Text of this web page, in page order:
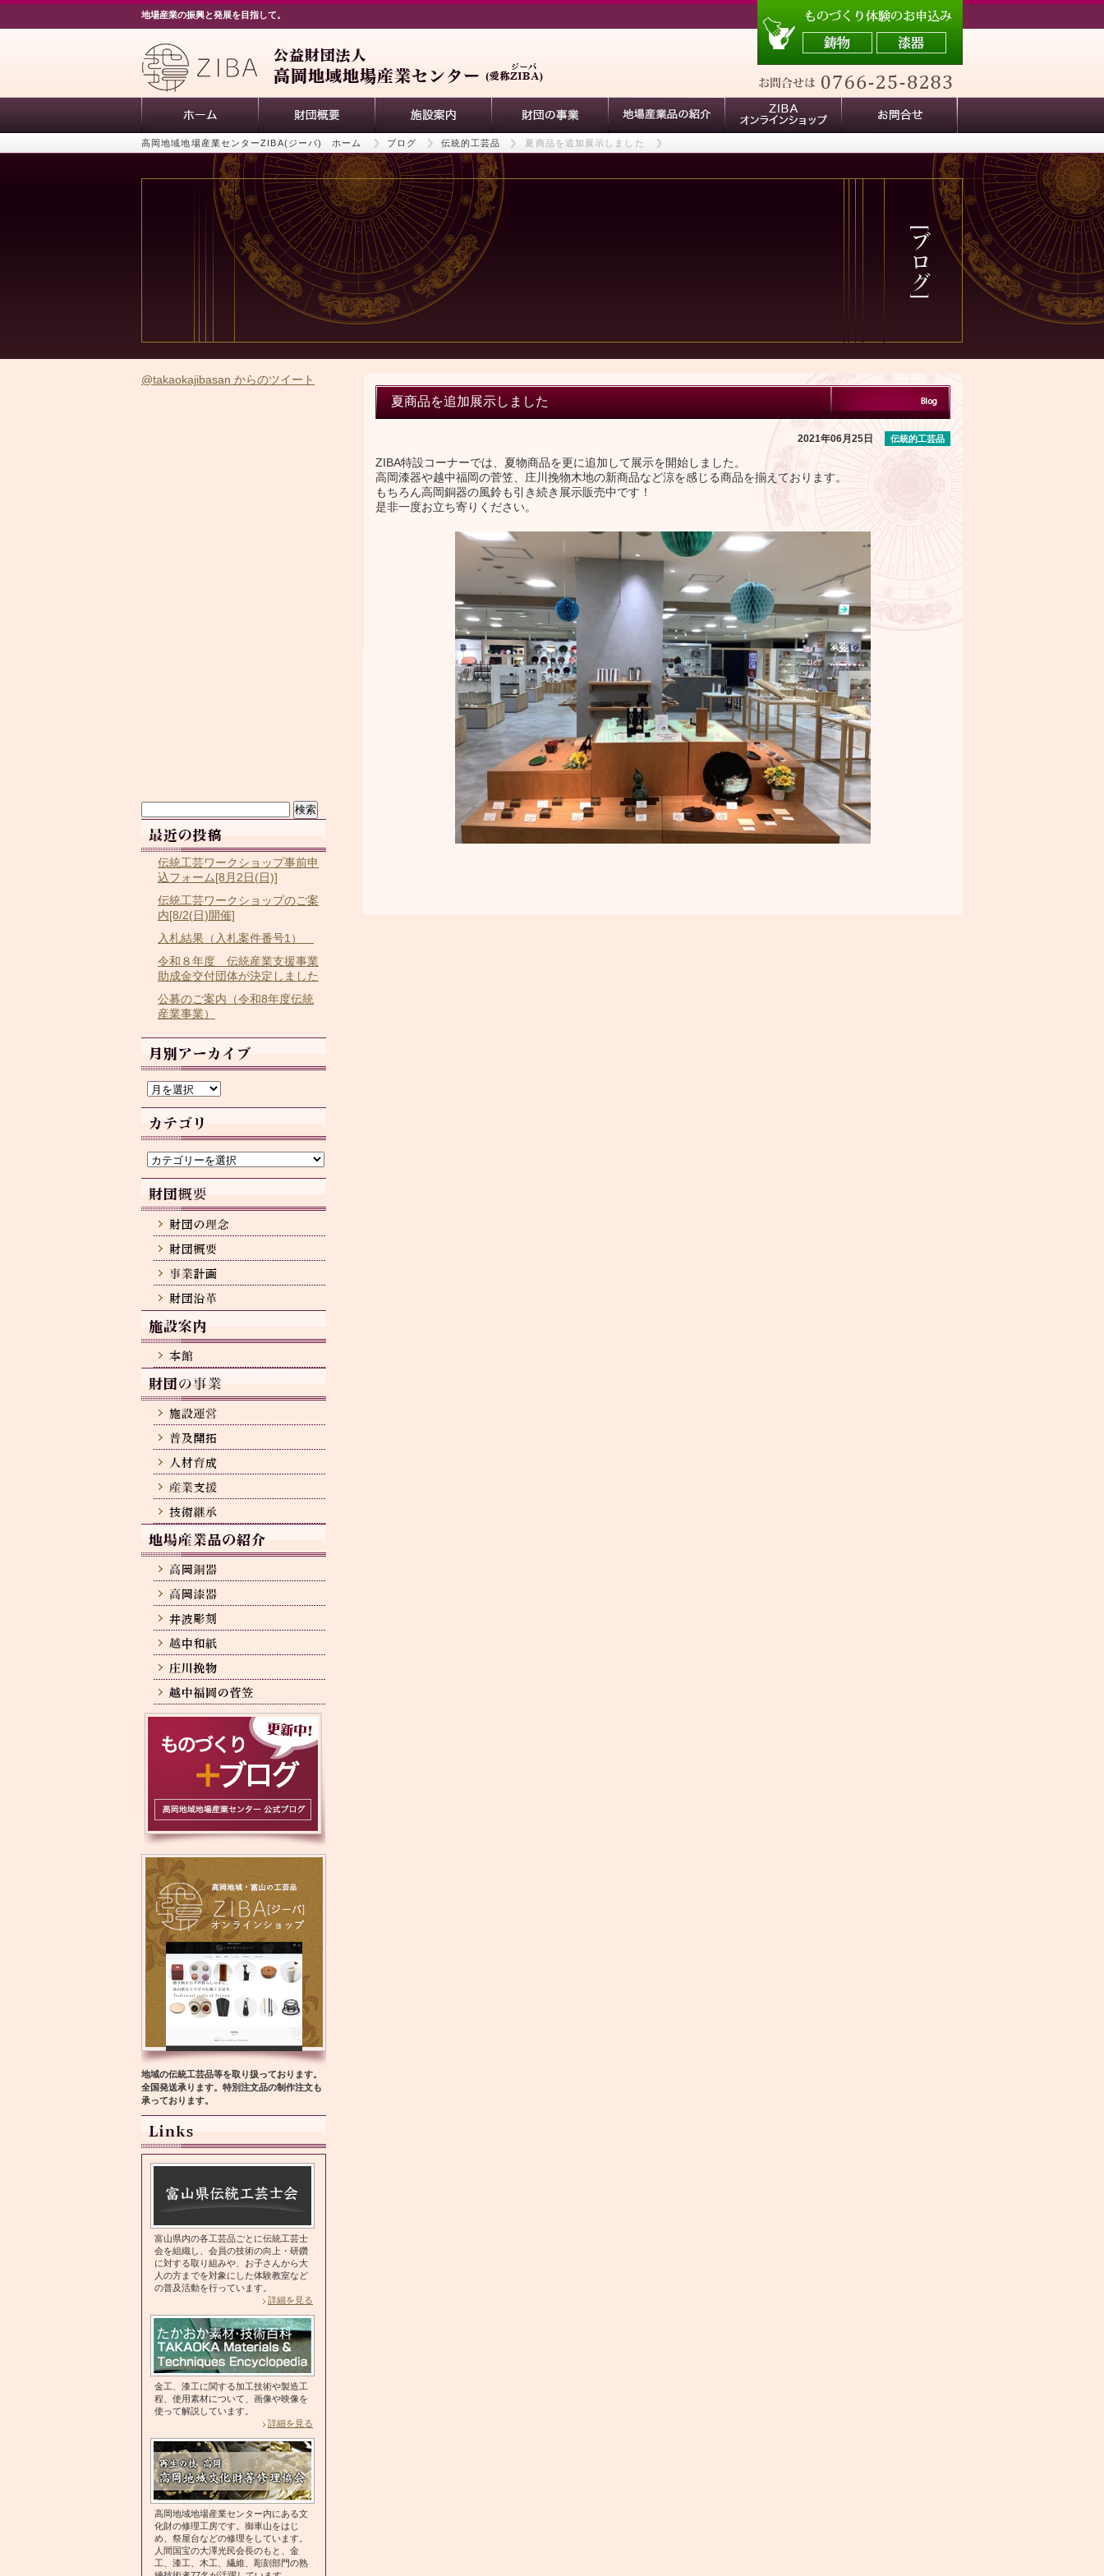
地場産業の振興と発展を目指して。
高岡地域地場産業センターZIBA(ジーバ) ホーム ブログ 伝統的工芸品 夏商品を追加展示しました
夏商品を追加展示しました
2021年06月25日 伝統的工芸品
ZIBA特設コーナーでは、夏物商品を更に追加して展示を開始しました。
高岡漆器や越中福岡の菅笠、庄川挽物木地の新商品など涼を感じる商品を揃えております。
もちろん高岡銅器の風鈴も引き続き展示販売中です！
是非一度お立ち寄りください。
@takaokajibasan からのツイート
索:
伝統工芸ワークショップ事前申
込フォーム[8月2日(日)]
伝統工芸ワークショップのご案
内[8/2(日)開催]
入札結果（入札案件番号1）
令和８年度 伝統産業支援事業
助成金交付団体が決定しました
公募のご案内（令和8年度伝統
産業事業）
ー
カ
イ
ブ
ゴ
リ
ー
地域の伝統工芸品等を取り扱っております。
全国発送承ります。特別注文品の制作注文も
承っております。
富山県内の各工芸品ごとに伝統工芸士
会を組織し、会員の技術の向上・研鑽
に対する取り組みや、お子さんから大
人の方までを対象にした体験教室など
の普及活動を行っています。
詳細を見る
金工、漆工に関する加工技術や製造工
程、使用素材について、画像や映像を
使って解説しています。
詳細を見る
高岡地域地場産業センター内にある文
化財の修理工房です。御車山をはじ
め、祭屋台などの修理をしています。
人間国宝の大澤光民会長のもと、金
工、漆工、木工、繊維、彫刻部門の熟